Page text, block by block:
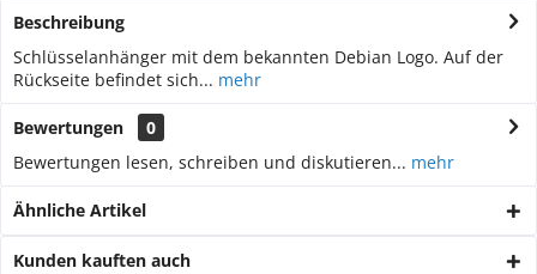
Beschreibung
Schlüsselanhänger mit dem bekannten Debian Logo. Auf der
Rückseite befindet sich... mehr
Bewertungen
0
Bewertungen lesen, schreiben und diskutieren... mehr
Ähnliche Artikel
Kunden kauften auch